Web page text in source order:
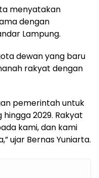
menyatakan
dengan
Lampung.
dewan yang baru
rakyat dengan
pemerintah untuk
2029. Rakyat
kami, dan kami
ujar Bernas Yuniarta.